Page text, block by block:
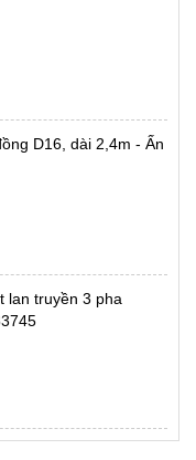
D16, dài 2,4m - Ấn
lan truyền 3 pha